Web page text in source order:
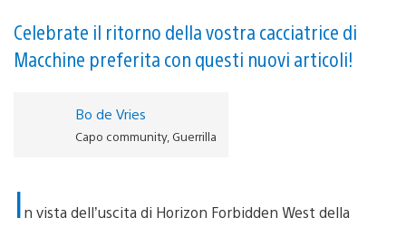
Celebrate il ritorno della vostra cacciatrice di
Macchine preferita con questi nuovi articoli!
Bo de Vries
Capo community, Guerrilla
In vista dell’uscita di Horizon Forbidden West della